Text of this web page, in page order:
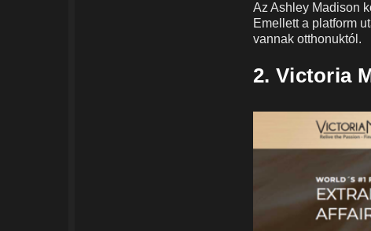
Az Ashley Madison
Emellett a platform
vannak otthonuktól.
2. Victoria